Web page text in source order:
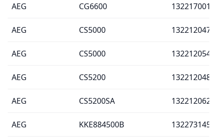
AEG CG6600 132217001
AEG CS5000 132212047
AEG CS5000 132212054
AEG CS5200 132212048
AEG CS5200SA 132212062
AEG KKE884500B 132273145